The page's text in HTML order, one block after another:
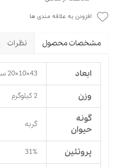
افزودن به علاقه مندی ها
مشخصات محصول نظرات
ابعاد 43×10×20 سانتی‌متر
وزن 2 کیلوگرم
گونه
حیوان
گربه
پروتئین 31%